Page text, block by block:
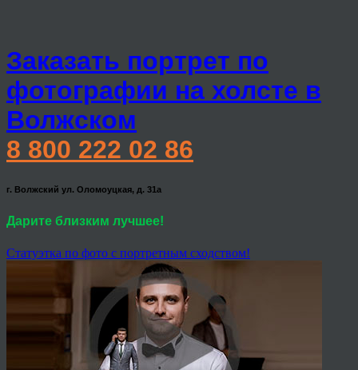
Заказать портрет по
фотографии на холсте в
Волжском
8 800 222 02 86
г. Волжский ул. Оломоуцкая, д. 31а
Дарите близким лучшее!
Статуэтка по фото с портретным сходством!